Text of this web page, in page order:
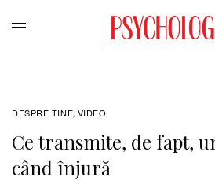
DESPRE TINE, VIDEO
Ce transmite, de fapt,
când înjură